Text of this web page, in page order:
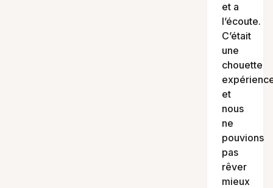
et a
l’écoute.
C’était
une
chouette
et
nous
ne
pouvions
pas
rêver
mieux